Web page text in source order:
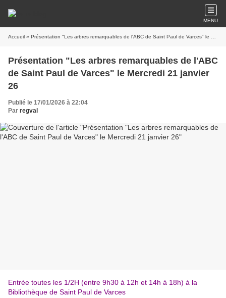
MENU
Accueil » Présentation "Les arbres remarquables de l'ABC de Saint Paul de Varces" le Mercredi 21 janvier 26
Présentation "Les arbres remarquables de l'ABC
de Saint Paul de Varces" le Mercredi 21 janvier
26
Publié le 17/01/2026 à 22:04
Par regval
Entrée toutes les 1/2H (entre 9h30 à 12h et 14h à 18h) à la
Bibliothèque de Saint Paul de Varces